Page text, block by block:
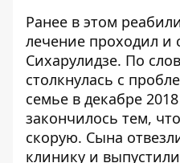
Ранее в этом
лечение проходил и
Сихарулидзе. По
столкнулась с
семье в декабре
закончилось тем,
скорую. Сына
клинику и